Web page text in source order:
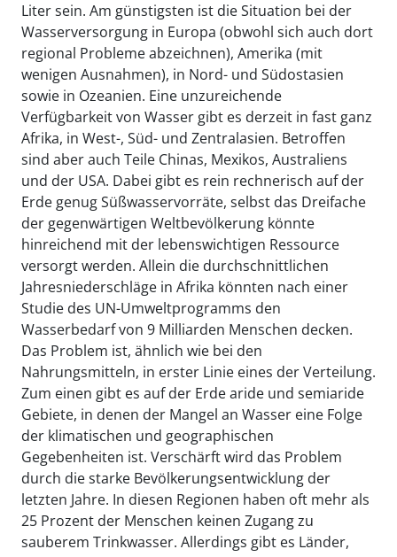
Liter sein. Am günstigsten ist die Situation bei der
Wasserversorgung in Europa (obwohl sich auch dort
regional Probleme abzeichnen), Amerika (mit
wenigen Ausnahmen), in Nord- und Südostasien
sowie in Ozeanien. Eine unzureichende
Verfügbarkeit von Wasser gibt es derzeit in fast ganz
Afrika, in West-, Süd- und Zentralasien. Betroffen
sind aber auch Teile Chinas, Mexikos, Australiens
und der USA. Dabei gibt es rein rechnerisch auf der
Erde genug Süßwasservorräte, selbst das Dreifache
der gegenwärtigen Weltbevölkerung könnte
hinreichend mit der lebenswichtigen Ressource
versorgt werden. Allein die durchschnittlichen
Jahresniederschläge in Afrika könnten nach einer
Studie des UN-Umweltprogramms den
Wasserbedarf von 9 Milliarden Menschen decken.
Das Problem ist, ähnlich wie bei den
Nahrungsmitteln, in erster Linie eines der Verteilung.
Zum einen gibt es auf der Erde aride und semiaride
Gebiete, in denen der Mangel an Wasser eine Folge
der klimatischen und geographischen
Gegebenheiten ist. Verschärft wird das Problem
durch die starke Bevölkerungsentwicklung der
letzten Jahre. In diesen Regionen haben oft mehr als
25 Prozent der Menschen keinen Zugang zu
sauberem Trinkwasser. Allerdings gibt es Länder,